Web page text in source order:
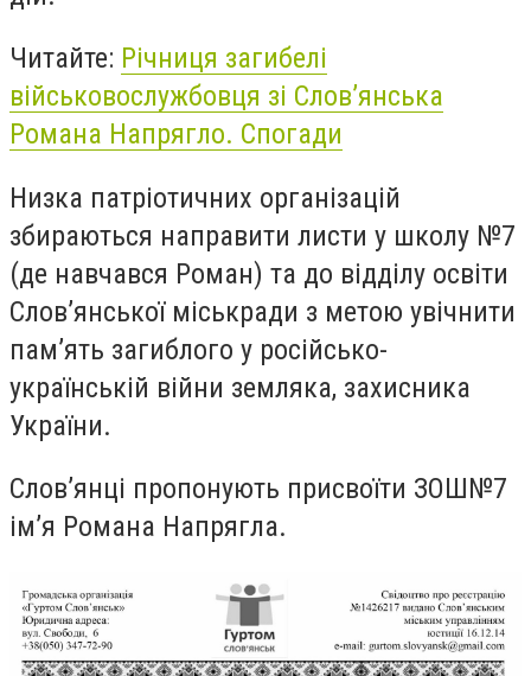
Читайте: Річниця загибелі
військовослужбовця зі Слов’янська
Романа Напрягло. Спогади
Низка патріотичних організацій
збираються направити листи у школу №7
(де навчався Роман) та до відділу освіти
Слов’янської міськради з метою увічнити
пам’ять загиблого у російсько-
українській війни земляка, захисника
України.
Слов’янці пропонують присвоїти ЗОШ№7
ім’я Романа Напрягла.